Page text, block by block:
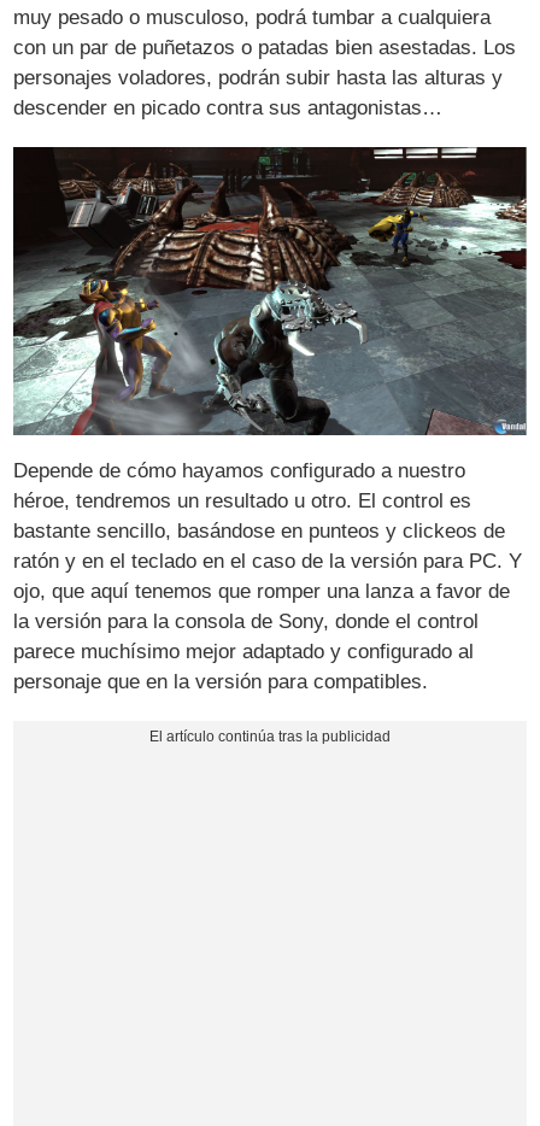
muy pesado o musculoso, podrá tumbar a cualquiera
con un par de puñetazos o patadas bien asestadas. Los
personajes voladores, podrán subir hasta las alturas y
descender en picado contra sus antagonistas…
Depende de cómo hayamos configurado a nuestro
héroe, tendremos un resultado u otro. El control es
bastante sencillo, basándose en punteos y clickeos de
ratón y en el teclado en el caso de la versión para PC. Y
ojo, que aquí tenemos que romper una lanza a favor de
la versión para la consola de Sony, donde el control
parece muchísimo mejor adaptado y configurado al
personaje que en la versión para compatibles.